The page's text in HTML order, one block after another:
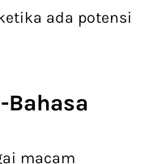
ada potensi
macam